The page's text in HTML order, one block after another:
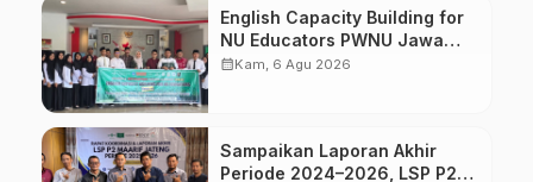
English Capacity Building for
NU Educators PWNU Jawa
Tengah Batch#4; Membuka
calendar_monthKam, 6 Agu 2026
Sampaikan Laporan Akhir
Periode 2024–2026, LSP P2